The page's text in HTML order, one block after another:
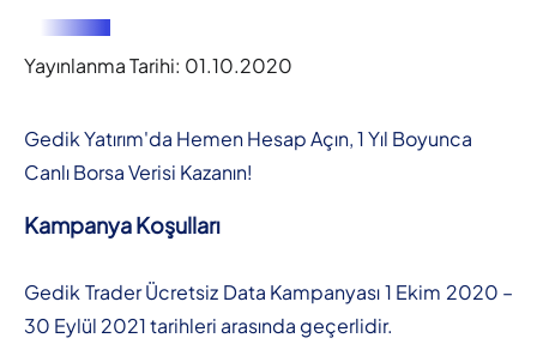
Yayınlanma Tarihi: 01.10.2020
Gedik Yatırım'da Hemen Hesap Açın, 1 Yıl Boyunca
Canlı Borsa Verisi Kazanın!
Kampanya Koşulları
Gedik Trader Ücretsiz Data Kampanyası 1 Ekim 2020 –
30 Eylül 2021 tarihleri arasında geçerlidir.